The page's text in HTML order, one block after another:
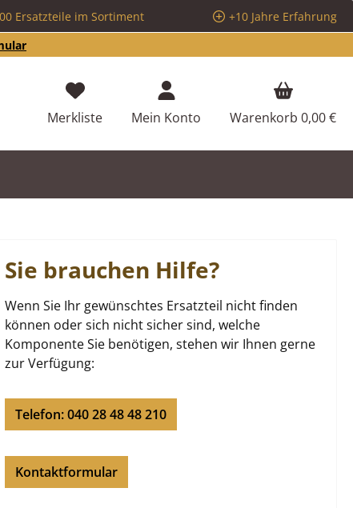
Ersatzteile im Sortiment
+10 Jahre Erfahrung
MerklisteDu hast 0 Produkte auf dem Merkzettel
Mein Konto Warenkorb 0,00 €
Sie brauchen Hilfe?
Wenn Sie Ihr gewünschtes Ersatzteil nicht finden
können oder sich nicht sicher sind, welche
Komponente Sie benötigen, stehen wir Ihnen gerne
zur Verfügung:
Telefon: 040 28 48 48 210
Kontaktformular